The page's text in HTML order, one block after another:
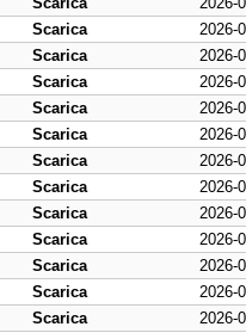
Scarica 2026-
Scarica 2026-
Scarica 2026-
Scarica 2026-
Scarica 2026-
Scarica 2026-
Scarica 2026-
Scarica 2026-
Scarica 2026-
Scarica 2026-
Scarica 2026-
Scarica 2026-